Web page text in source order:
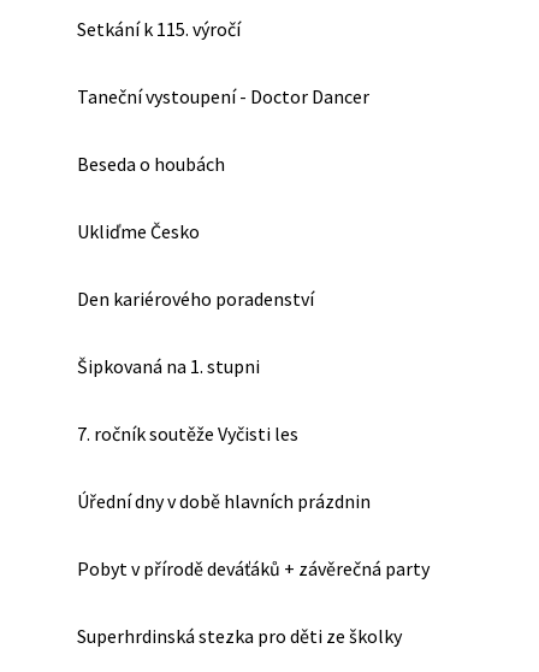
Setkání k 115. výročí
Taneční vystoupení - Doctor Dancer
Beseda o houbách
Ukliďme Česko
Den kariérového poradenství
Šipkovaná na 1. stupni
7. ročník soutěže Vyčisti les
Úřední dny v době hlavních prázdnin
Pobyt v přírodě deváťáků + závěrečná party
Superhrdinská stezka pro děti ze školky